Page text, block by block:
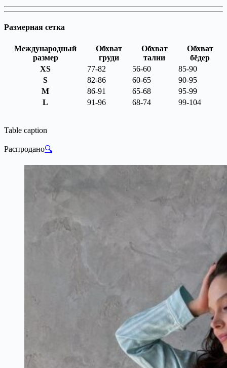
Размерная сетка
Международный
размер
Обхват
груди
Обхват
талии
Обхват
бёдер
XS
77-82 56-60
85-90
S
82-86 60-65
90-95
M
86-91 65-68
95-99
L
91-96 68-74 99-104
Table caption
Распродано🔍